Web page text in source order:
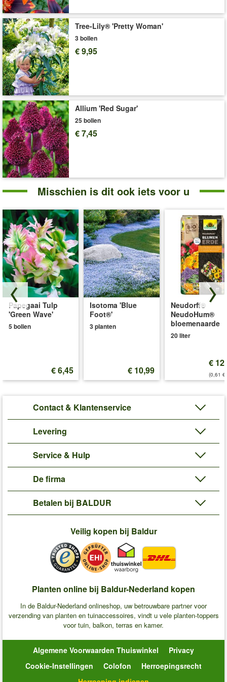
eenvoudig planten, na de bloei opbergen en beschermen tegen
muizen en woelmuizen.
Art.nr.:39937
Levering omvat:bolomvang 11/12 cm
'Tulpen'
Plant- en Verzorgingstips
Tree-Lily® 'Pretty Woman'
3 bollen
€ 9,95
Allium 'Red Sugar'
25 bollen
€ 7,45
Misschien is dit ook iets voor u
Papegaai Tulp
'Green Wave'
5 bollen
€ 6,45
Isotoma 'Blue
Foot®'
3 planten
€ 10,99
Neudorff®
NeudoHum®
bloemenaarde
20 liter
€
(0,61
Contact & Klantenservice
Levering
Service & Hulp
De firma
Betalen bij BALDUR
Veilig kopen bij Baldur
Planten online bij Baldur-Nederland kopen
In de Baldur-Nederland onlineshop, uw betrouwbare partner voor
verzending van planten en tuinaccessoires, vindt u vele planten-toppers
voor tuin, balkon, terras en kamer.
Algemene Voorwaarden Thuiswinkel
Privacy
Cookie-Instellingen
Colofon
Herroepingsrecht